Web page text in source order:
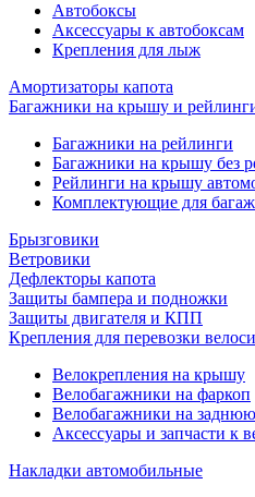
Автобоксы
Аксессуары к автобоксам
Крепления для лыж
Амортизаторы капота
Багажники на крышу и
Багажники на рейлинги
Багажники на крышу без
Рейлинги на крышу
Комплектующие для
Брызговики
Ветровики
Дефлекторы капота
Защиты бампера и подножки
Защиты двигателя и КПП
Крепления для перевозки
Велокрепления на крышу
Велобагажники на фаркоп
Велобагажники на
Аксессуары и запчасти к
Накладки автомобильные